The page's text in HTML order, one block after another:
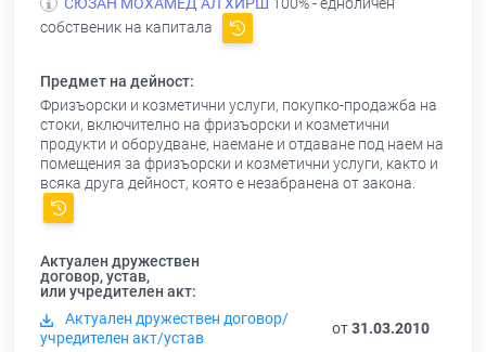
СЮЗАН МОХАМЕД АЛ ХИРШ 100% - едноличен
собственик на капитала
Предмет на дейност:
Фризъорски и козметични услуги, покупко-продажба на
стоки, включително на фризъорски и козметични
продукти и оборудване, наемане и отдаване под наем на
помещения за фризъорски и козметични услуги, както и
всяка друга дейност, която е незабранена от закона.
Актуален дружествен
договор, устав,
или учредителен акт:
Актуален дружествен договор/
учредителен акт/устав
от31.03.2010